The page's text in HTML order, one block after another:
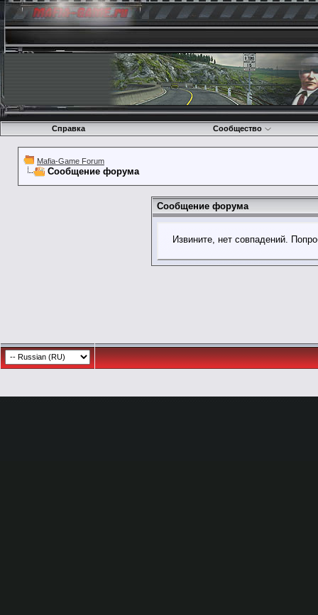
Справка Сообщество
Mafia-Game Forum
Сообщение форума
Сообщение форума
Извините, нет совпадений.